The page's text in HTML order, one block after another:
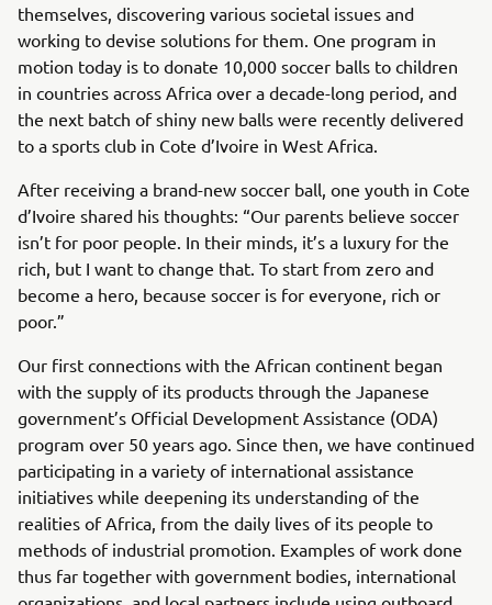
themselves, discovering various societal issues and
working to devise solutions for them. One program in
motion today is to donate 10,000 soccer balls to children
in countries across Africa over a decade-long period, and
the next batch of shiny new balls were recently delivered
to a sports club in Cote d’Ivoire in West Africa.
After receiving a brand-new soccer ball, one youth in Cote
d’Ivoire shared his thoughts: “Our parents believe soccer
isn’t for poor people. In their minds, it’s a luxury for the
rich, but I want to change that. To start from zero and
become a hero, because soccer is for everyone, rich or
poor.”
Our first connections with the African continent began
with the supply of its products through the Japanese
government’s Official Development Assistance (ODA)
program over 50 years ago. Since then, we have continued
participating in a variety of international assistance
initiatives while deepening its understanding of the
realities of Africa, from the daily lives of its people to
methods of industrial promotion. Examples of work done
thus far together with government bodies, international